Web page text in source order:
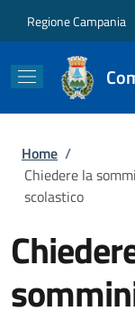
Regione Campania
Briciole
Home /
Chiedere la
scolastico